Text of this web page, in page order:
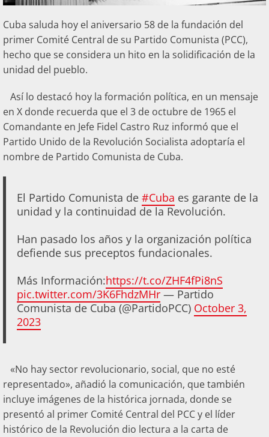
Cuba saluda hoy el aniversario 58 de la fundación del
primer Comité Central de su Partido Comunista (PCC),
hecho que se considera un hito en la solidificación de la
unidad del pueblo.
Así lo destacó hoy la formación política, en un mensaje
en X donde recuerda que el 3 de octubre de 1965 el
Comandante en Jefe Fidel Castro Ruz informó que el
Partido Unido de la Revolución Socialista adoptaría el
nombre de Partido Comunista de Cuba.
El Partido Comunista de #Cuba es garante de la
unidad y la continuidad de la Revolución.
Han pasado los años y la organización política
defiende sus preceptos fundacionales.
Más Información:https://t.co/ZHF4fPi8nS
pic.twitter.com/3K6FhdzMHr— Partido
Comunista de Cuba (@PartidoPCC) October 3,
2023
«No hay sector revolucionario, social, que no esté
representado», añadió la comunicación, que también
incluye imágenes de la histórica jornada, donde se
presentó al primer Comité Central del PCC y el líder
histórico de la Revolución dio lectura a la carta de